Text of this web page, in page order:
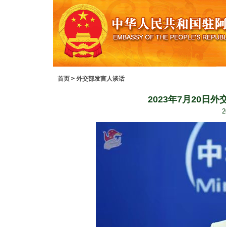
首页 > 外交部发言人谈话
2023年7月20日外